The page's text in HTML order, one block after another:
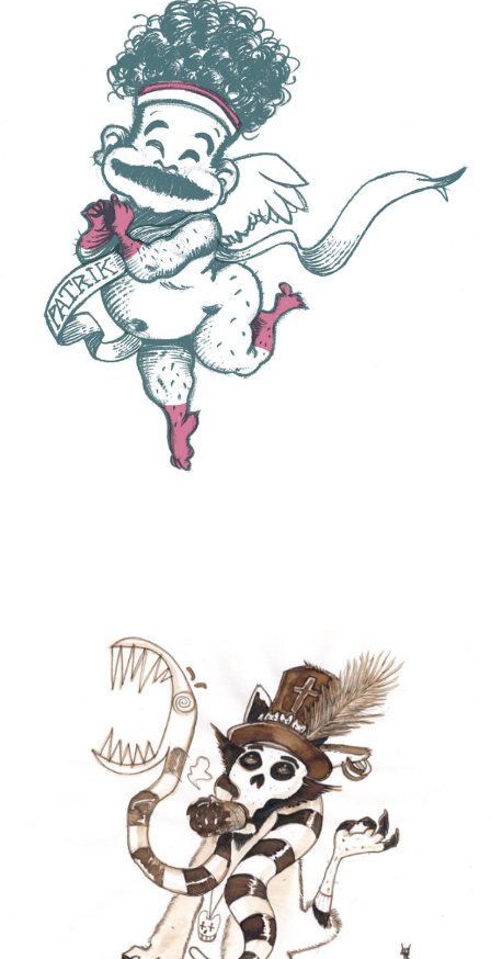
PATRIK SÉRAPHIN
BARON CHAMEDI